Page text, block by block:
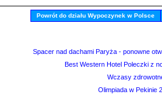
Powrót do działu Wypoczynek w Polsce
Spacer nad dachami Paryża - ponowne
Best Western Hotel Poleczki z
Wczasy
Olimpiada w Pekinie